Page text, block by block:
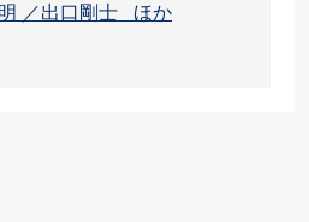
／出口剛士 ほか